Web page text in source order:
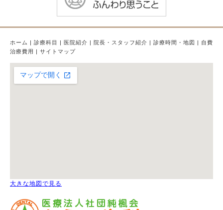
ホーム 診療科目 医院紹介 院長・スタッフ紹介 診療時間・地図
自費
治療費用
サイトマップ
大きな地図で見る